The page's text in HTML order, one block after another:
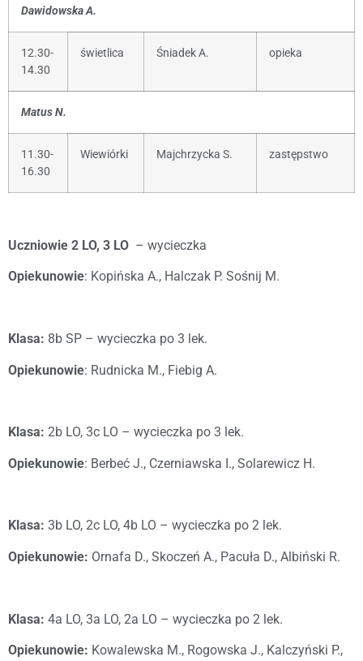
Dawidowska A.
12.30-
14.30
świetlica Śniadek A. opieka
Matus N.
11.30-
16.30
Wiewiórki Majchrzycka S. zastępstwo
Uczniowie 2 LO, 3 LO – wycieczka
Opiekunowie: Kopińska A., Halczak P. Sośnij M.
Klasa: 8b SP – wycieczka po 3 lek.
Opiekunowie: Rudnicka M., Fiebig A.
Klasa: 2b LO, 3c LO – wycieczka po 3 lek.
Opiekunowie: Berbeć J., Czerniawska I., Solarewicz H.
Klasa: 3b LO, 2c LO, 4b LO – wycieczka po 2 lek.
Opiekunowie: Ornafa D., Skoczeń A., Pacuła D., Albiński R.
Klasa: 4a LO, 3a LO, 2a LO – wycieczka po 2 lek.
Opiekunowie: Kowalewska M., Rogowska J., Kalczyński P.,